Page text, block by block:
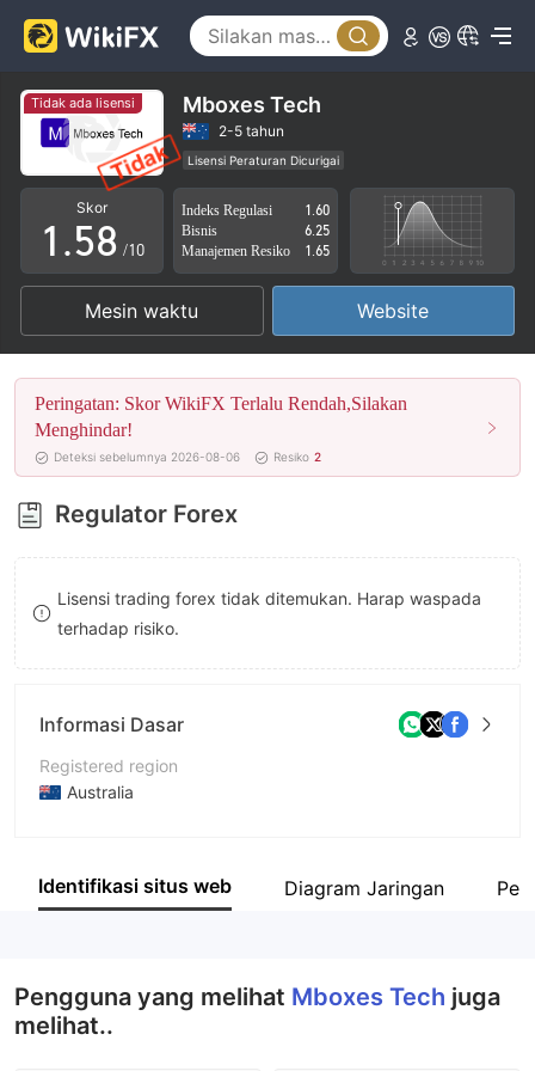
Tidak ada lisensi Mboxes Tech
2-5 tahun
Lisensi Peraturan Dicurigai
Lingkup Bisnis Mencurigakan
Potensi risiko tinggi
Skor
0
1
2
3
4
5
6
7
8
9
.
1
2
3
4
5
6
7
8
9
4
5
6
7
8
9
/10
Indeks Regulasi
1.60
Bisnis
6.25
Manajemen Resiko
1.65
Mesin waktu Website
Peringatan: Skor WikiFX Terlalu Rendah,Silakan
Menghindar!
Deteksi sebelumnya 2026-08-06 Resiko 2
Regulator Forex
Lisensi trading forex tidak ditemukan. Harap waspada
terhadap risiko.
Informasi Dasar
Registered region
Australia
Nama perusahaan
Identifikasi situs web Diagram Jaringan
Pengguna yang melihat Mboxes Tech juga
melihat..